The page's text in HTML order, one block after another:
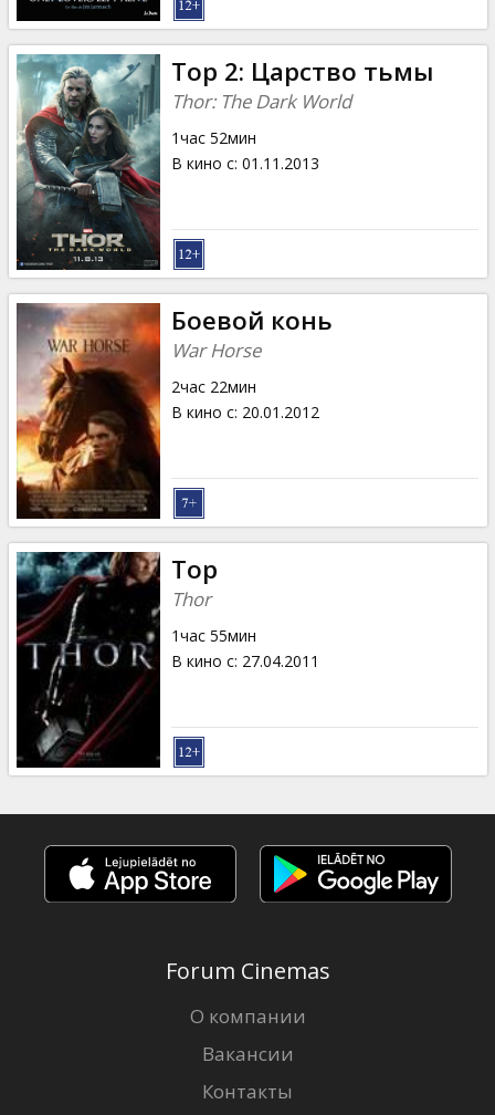
Тор 2: Царство тьмы
Thor: The Dark World
1час 52мин
В кино с: 01.11.2013
Боевой конь
War Horse
2час 22мин
В кино с: 20.01.2012
Тор
Thor
1час 55мин
В кино с: 27.04.2011
Forum Cinemas
О компании
Вакансии
Контакты